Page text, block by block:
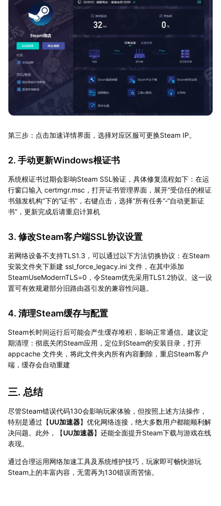
第三步：点击加速详情界面，选择对应区服可更换Steam IP。
2. 手动更新Windows根证书
系统根证书过期会影响Steam SSL验证，具体修复流程如下：在运
行窗口输入 certmgr.msc，打开证书管理界面，展开“受信任的根证
书颁发机构”下的“证书”，右键点击，选择“所有任务”-“自动更新证
书”，更新完成后请重启计算机
3. 修改Steam客户端SSL协议设置
若网络设备不支持TLS1.3，可以通过以下方法切换协议：在Steam
安装文件夹下新建 ssl_force_legacy.ini 文件，在其中添加
SteamUseModernTLS=0，令Steam优先采用TLS1.2协议。这一设
置可有效规避部分旧路由器引发的兼容性问题。
4. 清理Steam缓存与配置
Steam长时间运行后可能会产生缓存堆积，影响正常通信。建议定
期清理：彻底关闭Steam应用，定位到Steam的安装目录，打开
appcache 文件夹，将此文件夹内所有内容删除，重启Steam客户
端，缓存会自动重建
三. 总结
尽管Steam错误代码130会影响玩家体验，但按照上述方法操作，
特别是通过【UU加速器】优化网络连接，绝大多数用户都能顺利解
决问题。此外，【UU加速器】还能全面提升Steam下载与游戏在线
表现。
通过合理运用网络加速工具及系统维护技巧，玩家即可畅快游玩
Steam上的丰富内容，无需再为130错误而苦恼。